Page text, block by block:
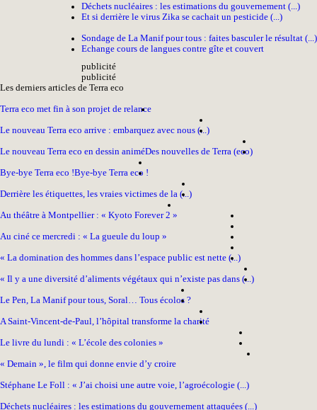
Déchets nucléaires : les estimations du gouvernement (...)
Et si derrière le virus Zika se cachait un pesticide (...)
Sondage de La Manif pour tous : faites basculer le résultat (...)
Echange cours de langues contre gîte et couvert
publicité
publicité
Les derniers articles de Terra eco
Terra eco met fin à son projet de relance
Le nouveau Terra eco arrive : embarquez avec nous (...)
Le nouveau Terra eco en dessin animéDes nouvelles de Terra (eco)
Bye-bye Terra eco !Bye-bye Terra eco !
Derrière les étiquettes, les vraies victimes de la (...)
Au théâtre à Montpellier : « Kyoto Forever 2 »
Au ciné ce mercredi : « La gueule du loup »
« La domination des hommes dans l’espace public est nette (...)
« Il y a une diversité d’aliments végétaux qui n’existe pas dans (...)
Le Pen, La Manif pour tous, Soral… Tous écolos ?
A Saint-Vincent-de-Paul, l’hôpital transforme la charité
Le livre du lundi : « L’école des colonies »
« Demain », le film qui donne envie d’y croire
Stéphane Le Foll : « J’ai choisi une autre voie, l’agroécologie (...)
Déchets nucléaires : les estimations du gouvernement attaquées (...)